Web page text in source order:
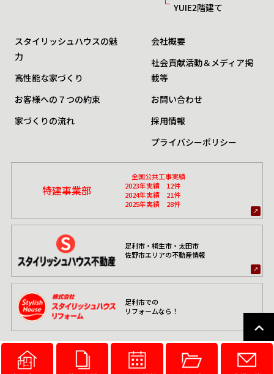
YUIE2階建て
スタイリッシュハウスの魅
力
高性能な家づくり
お客様への７つの約束
家づくりの流れ
会社概要
社会貢献活動＆メディア掲
載等
お問い合わせ
採用情報
プライバシーポリシー
特建事業部
全国公共工事実績
2023年実績 12件
2024年実績 21件
2025年実績 28件
足利市・桐生市・太田市
佐野市エリアの不動産情報
足利市での
リフォームなら！